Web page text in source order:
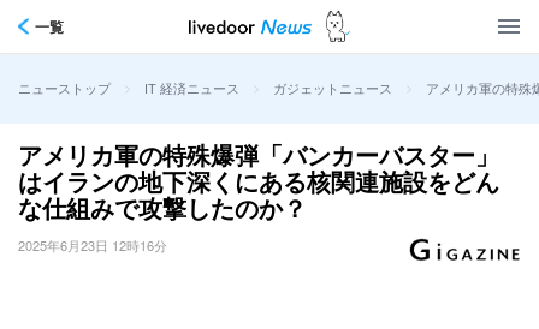
一覧
ニューストップ > IT 経済ニュース > ガジェットニュース > アメリカ軍の特殊
アメリカ軍の特殊爆弾「バンカーバスター」
はイランの地下深くにある核関連施設をどん
な仕組みで攻撃したのか？
2025年6月23日 12時16分